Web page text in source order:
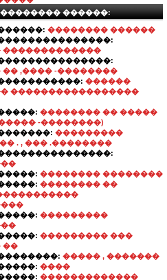
������:
�������� ������
�������������
,���� -��������
������
�����������������
�������� �� �����
-��������)
���������
. , ��� .��������
�������� ��������
�������� ��
���������
��������� ���
��
����� , �������
����
�������������